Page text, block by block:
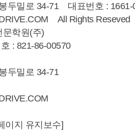
두밀로 34-71 대표번호 : 1661-
All Rights Reseved
문학원(주)
: 821-86-00570
두밀로 34-71
이지 유지보수]